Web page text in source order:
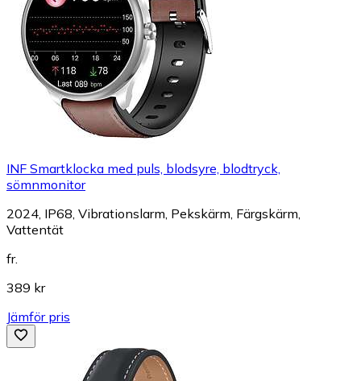
INF Smartklocka med puls, blodsyre, blodtryck,
sömnmonitor
2024, IP68, Vibrationslarm, Pekskärm, Färgskärm,
Vattentät
fr.
389 kr
Jämför pris